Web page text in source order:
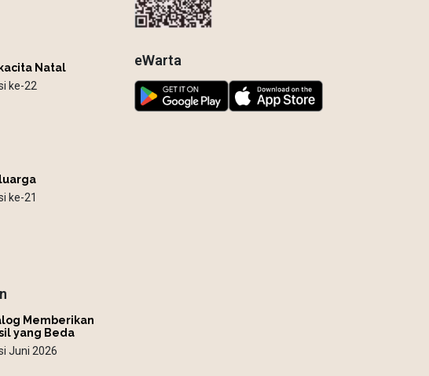
Natal
ke-22
ke-21
Memberikan
yang Beda
Juni 2026
eWarta